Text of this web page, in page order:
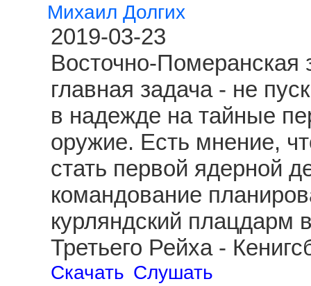
Михаил Долгих
2019-03-23
Восточно-Померанская
главная задача - не
в надежде на тайные
оружие. Есть мнение,
стать первой ядерной
командование
курляндский плацдарм
Третьего Рейха -
Скачать Слушать